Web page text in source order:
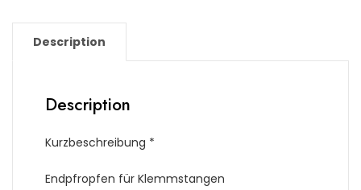
Description
Description
Kurzbeschreibung *
Endpfropfen für Klemmstangen